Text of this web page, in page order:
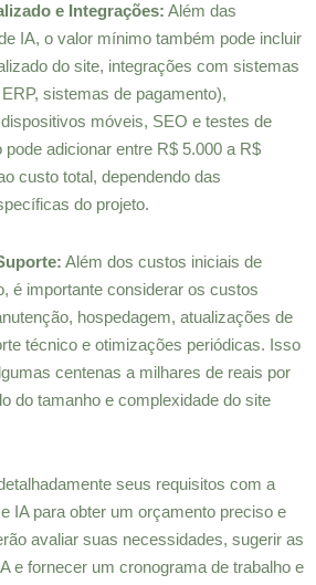
e Integrações: Além das
IA, o valor mínimo também pode incluir
do site, integrações com sistemas
sistemas de pagamento),
móveis, SEO e testes de
pode adicionar entre R$ 5.000 a R$
custo total, dependendo das
do projeto.
Além dos custos iniciais de
é importante considerar os custos
hospedagem, atualizações de
técnico e otimizações periódicas. Isso
centenas a milhares de reais por
do tamanho e complexidade do site
seus requisitos com a
IA para obter um orçamento preciso e
avaliar suas necessidades, sugerir as
e fornecer um cronograma de trabalho e